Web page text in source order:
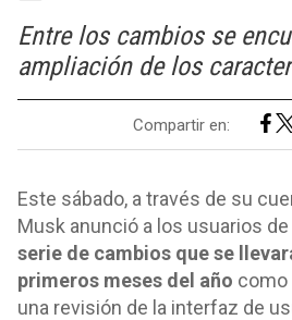
Entre los cambios se
ampliación de los
Compartir en:
Este sábado, a través de su
Musk anunció a los usuarios
serie de cambios que se
primeros meses del año como
una revisión de la interfaz de